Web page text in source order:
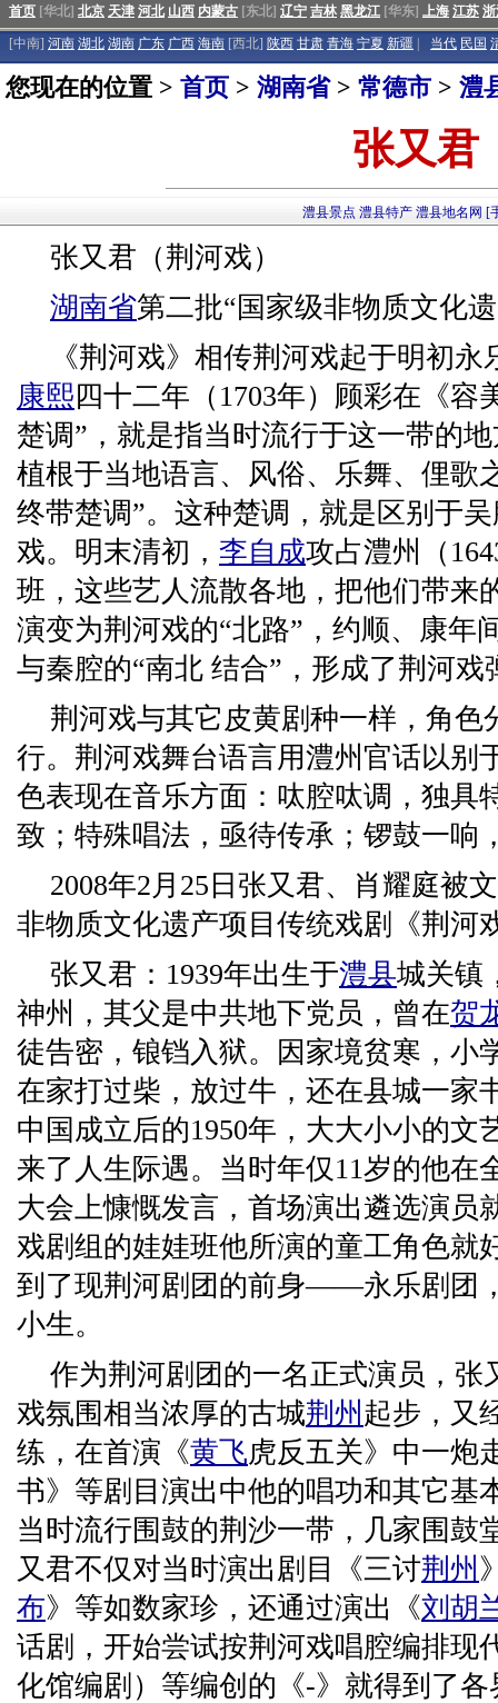
首页 [华北] 北京 天津 河北 山西 内蒙古 [东北] 辽宁 吉林 黑龙江 [华东] 上海 江苏
[中南] 河南 湖北 湖南 广东 广西 海南 [西北] 陕西 甘肃 青海 宁夏 新疆 当代 民国
您现在的位置 > 首页 > 湖南省> 常德市 > 澧
张又君
澧县景点 澧县特产 澧县地名网 [
张又君（荆河戏）
湖南省第二批“国家级非物质文化
《荆河戏》相传荆河戏起于明初
康熙 四十二年（1703年）顾彩在《容
楚调”，就是指当时流行于这一带的
植根于当地语言、风俗、乐舞、俚歌
终带楚调”。这种楚调，就是区别于
戏。明末清初， 李自成攻占澧州（
班，这些艺人流散各地，把他们带来
演变为荆河戏的“北路”，约顺、康年
与秦腔的“南北 结合”，形成了荆河戏
荆河戏与其它皮黄剧种一样，角色
行。荆河戏舞台语言用澧州官话以别
色表现在音乐方面：呔腔呔调，独具
致；特殊唱法，亟待传承；锣鼓一响
2008年2月25日张又君、肖耀庭被
非物质文化遗产项目传统戏剧《荆河
张又君：1939年出生于澧县城关镇
神州，其父是中共地下党员，曾在贺
徒告密，锒铛入狱。因家境贫寒，小
在家打过柴，放过牛，还在县城一家
中国成立后的1950年，大大小小的文
来了人生际遇。当时年仅11岁的他在
大会上慷慨发言，首场演出遴选演员
戏剧组的娃娃班他所演的童工角色就
到了现荆河剧团的前身——永乐剧团
小生。
作为荆河剧团的一名正式演员，张
戏氛围相当浓厚的古城荆州 起步，又
练，在首演《黄飞虎反五关》中一炮
书》等剧目演出中他的唱功和其它基
当时流行围鼓的荆沙一带，几家围鼓
又君不仅对当时演出剧目《三讨荆州
布》等如数家珍，还通过演出《刘胡
话剧，开始尝试按荆河戏唱腔编排现
化馆编剧）等编创的《-》就得到了